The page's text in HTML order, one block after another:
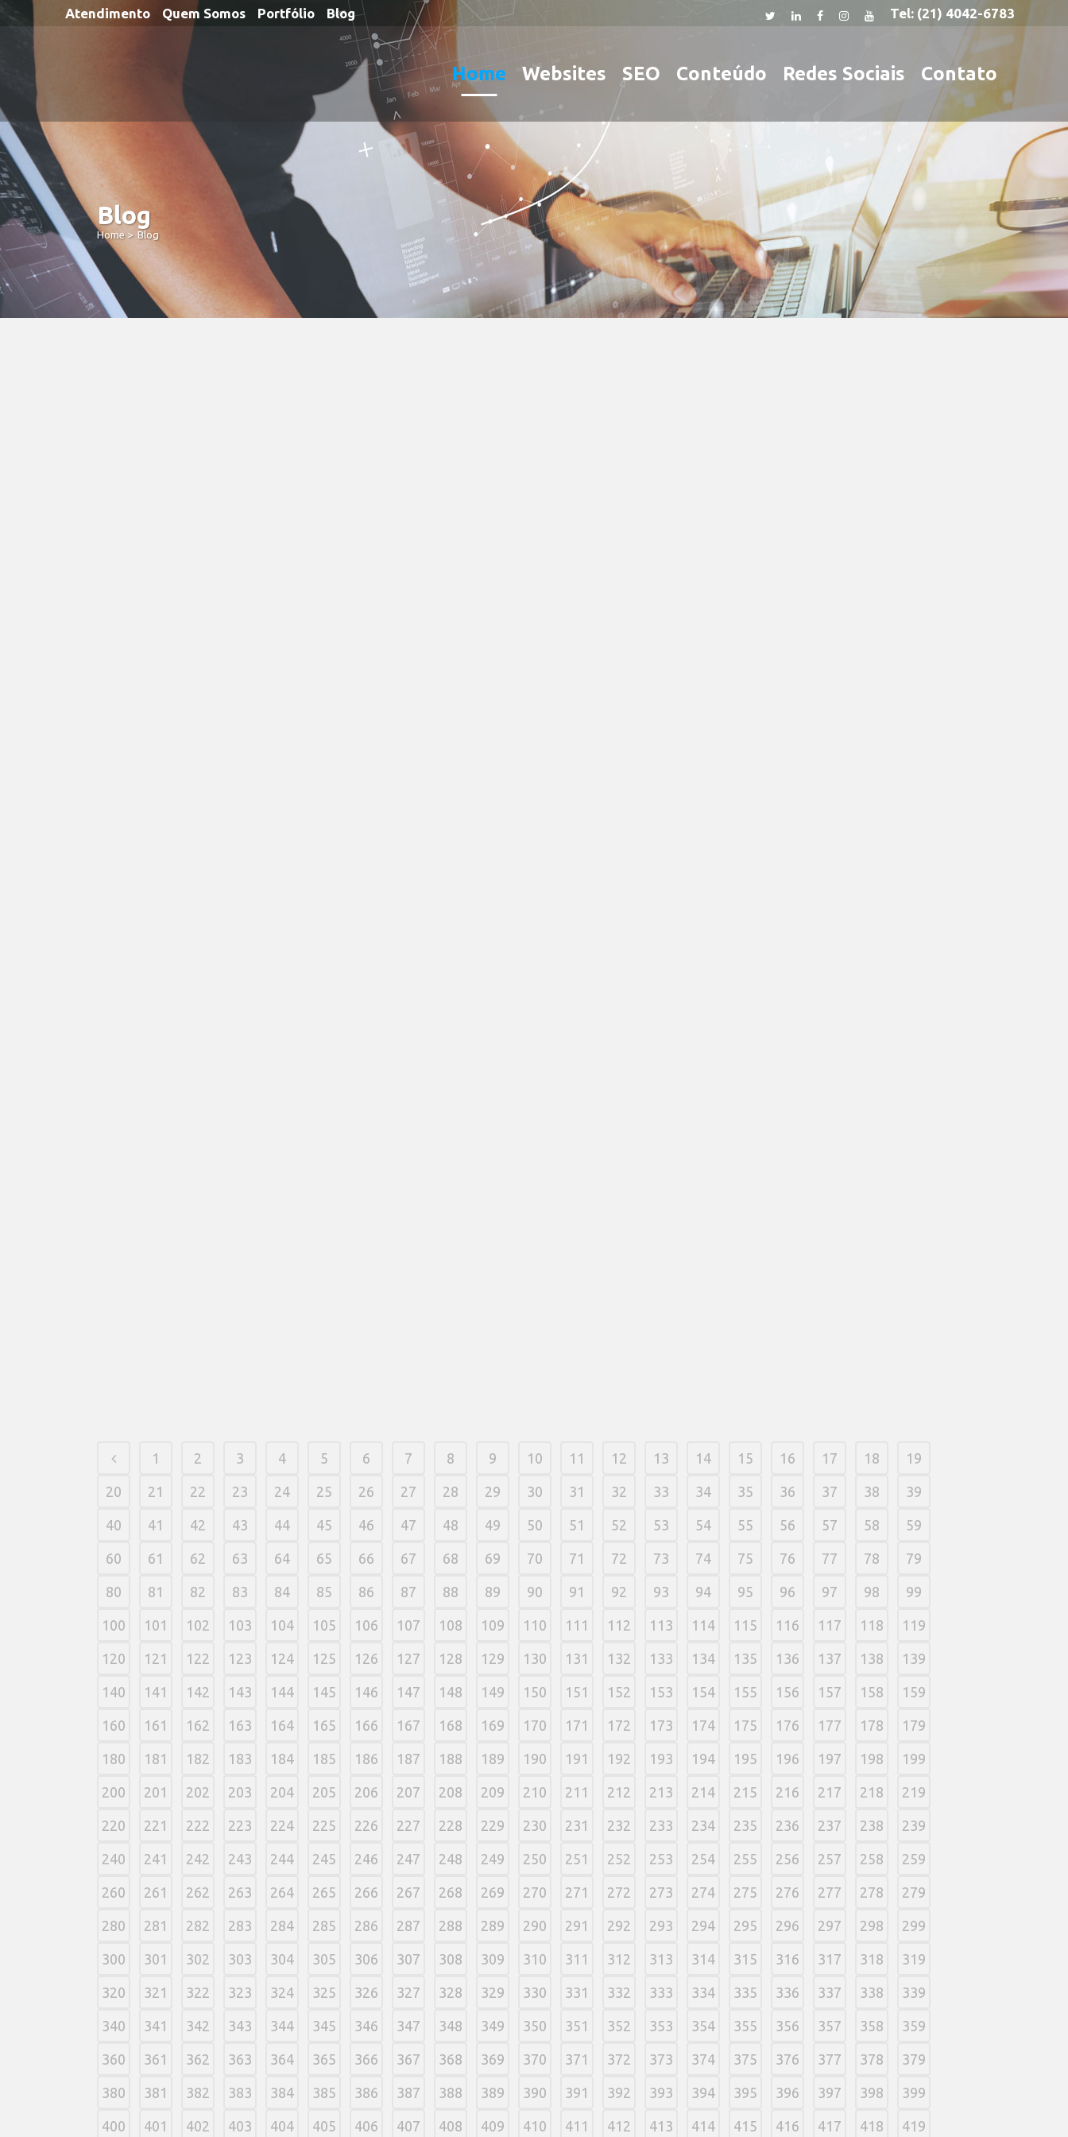
Atendimento Quem Somos Portfólio Blog Tel: (21) 4042-6783
Home Websites SEO Conteúdo Redes Sociais Contato
Blog
Home> Blog
1 2 3 4 5 6 7 8 9 10 11 12 13 14 15 16 17 18 19
20 21 22 23 24 25 26 27 28 29 30 31 32 33 34 35 36 37 38 39
40 41 42 43 44 45 46 47 48 49 50 51 52 53 54 55 56 57 58 59
60 61 62 63 64 65 66 67 68 69 70 71 72 73 74 75 76 77 78 79
80 81 82 83 84 85 86 87 88 89 90 91 92 93 94 95 96 97 98 99
100 101 102 103 104 105 106 107 108 109 110 111 112 113 114 115 116 117 118 119
120 121 122 123 124 125 126 127 128 129 130 131 132 133 134 135 136 137 138 139
140 141 142 143 144 145 146 147 148 149 150 151 152 153 154 155 156 157 158 159
160 161 162 163 164 165 166 167 168 169 170 171 172 173 174 175 176 177 178 179
180 181 182 183 184 185 186 187 188 189 190 191 192 193 194 195 196 197 198 199
200 201 202 203 204 205 206 207 208 209 210 211 212 213 214 215 216 217 218 219
220 221 222 223 224 225 226 227 228 229 230 231 232 233 234 235 236 237 238 239
240 241 242 243 244 245 246 247 248 249 250 251 252 253 254 255 256 257 258 259
260 261 262 263 264 265 266 267 268 269 270 271 272 273 274 275 276 277 278 279
280 281 282 283 284 285 286 287 288 289 290 291 292 293 294 295 296 297 298 299
300 301 302 303 304 305 306 307 308 309 310 311 312 313 314 315 316 317 318 319
320 321 322 323 324 325 326 327 328 329 330 331 332 333 334 335 336 337 338 339
340 341 342 343 344 345 346 347 348 349 350 351 352 353 354 355 356 357 358 359
360 361 362 363 364 365 366 367 368 369 370 371 372 373 374 375 376 377 378 379
380 381 382 383 384 385 386 387 388 389 390 391 392 393 394 395 396 397 398 399
400 401 402 403 404 405 406 407 408 409 410 411 412 413 414 415 416 417 418 419